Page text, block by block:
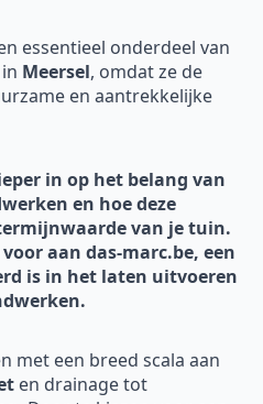
essentieel onderdeel van
Meersel, omdat ze de
en aantrekkelijke
in op het belang van
en hoe deze
van je tuin.
aan das-marc.be, een
is in het laten uitvoeren
met een breed scala aan
en drainage tot